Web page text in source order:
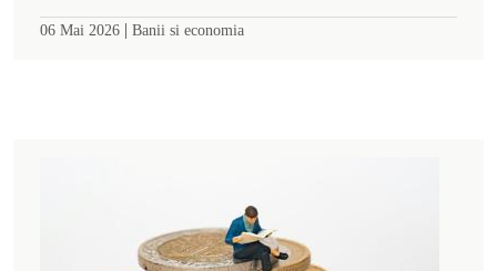
06 Mai 2026 | Banii si economia